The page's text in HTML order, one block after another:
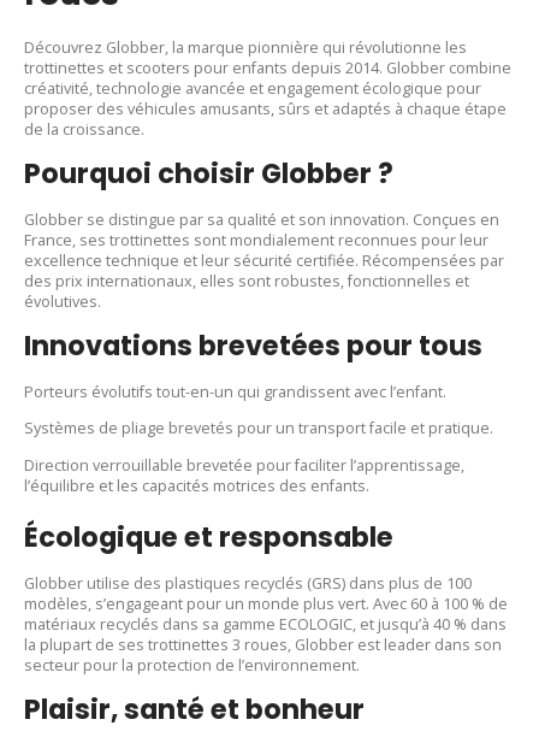
Découvrez Globber, la marque pionnière qui révolutionne les
trottinettes et scooters pour enfants depuis 2014. Globber combine
créativité, technologie avancée et engagement écologique pour
proposer des véhicules amusants, sûrs et adaptés à chaque étape
de la croissance.
Pourquoi choisir Globber ?
Globber se distingue par sa qualité et son innovation. Conçues en
France, ses trottinettes sont mondialement reconnues pour leur
excellence technique et leur sécurité certifiée. Récompensées par
des prix internationaux, elles sont robustes, fonctionnelles et
évolutives.
Innovations brevetées pour tous
Porteurs évolutifs tout-en-un qui grandissent avec l’enfant.
Systèmes de pliage brevetés pour un transport facile et pratique.
Direction verrouillable brevetée pour faciliter l’apprentissage,
l’équilibre et les capacités motrices des enfants.
Écologique et responsable
Globber utilise des plastiques recyclés (GRS) dans plus de 100
modèles, s’engageant pour un monde plus vert. Avec 60 à 100 % de
matériaux recyclés dans sa gamme ECOLOGIC, et jusqu’à 40 % dans
la plupart de ses trottinettes 3 roues, Globber est leader dans son
secteur pour la protection de l’environnement.
Plaisir, santé et bonheur